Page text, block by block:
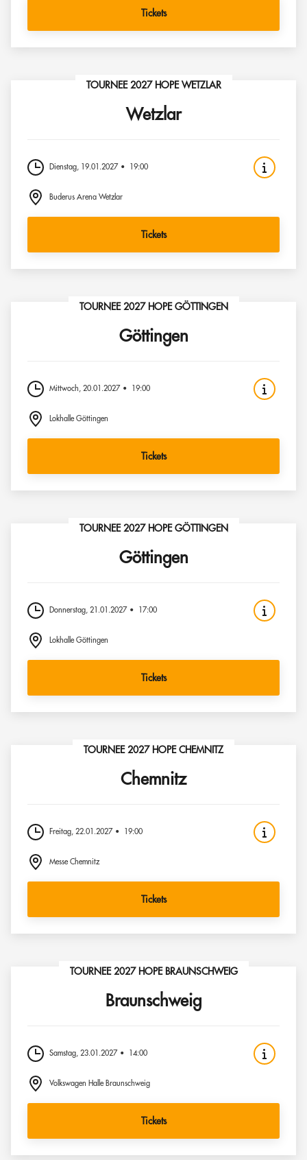
Tickets
TOURNEE 2027 HOPE WETZLAR
Wetzlar
Dienstag, 19.01.2027 19:00
Buderus Arena Wetzlar
Tickets
TOURNEE 2027 HOPE GÖTTINGEN
Göttingen
Mittwoch, 20.01.2027 19:00
Lokhalle Göttingen
Tickets
TOURNEE 2027 HOPE GÖTTINGEN
Göttingen
Donnerstag, 21.01.2027 17:00
Lokhalle Göttingen
Tickets
TOURNEE 2027 HOPE CHEMNITZ
Chemnitz
Freitag, 22.01.2027 19:00
Messe Chemnitz
Tickets
TOURNEE 2027 HOPE BRAUNSCHWEIG
Braunschweig
Samstag, 23.01.2027 14:00
Volkswagen Halle Braunschweig
Tickets